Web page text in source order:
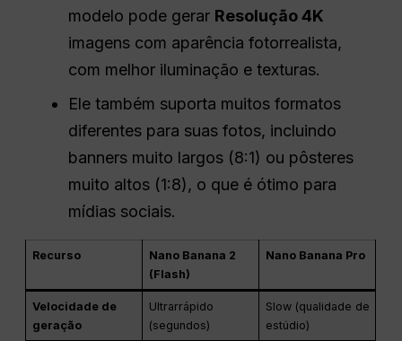
modelo pode gerar Resolução 4K
imagens com aparência fotorrealista,
com melhor iluminação e texturas.
Ele também suporta muitos formatos
diferentes para suas fotos, incluindo
banners muito largos (8:1) ou pôsteres
muito altos (1:8), o que é ótimo para
mídias sociais.
Recurso
Nano Banana 2
(Flash)
Nano Banana Pro
Velocidade de
geração
Ultrarrápido
(segundos)
Slow (qualidade de
estúdio)